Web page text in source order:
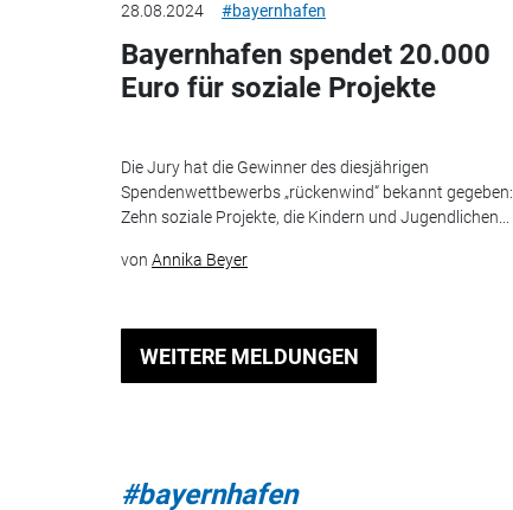
28.08.2024 #bayernhafen
Bayernhafen spendet 20.000
Euro für soziale Projekte
Die Jury hat die Gewinner des diesjährigen
Spendenwettbewerbs „rückenwind“ bekannt gegeben:
Zehn soziale Projekte, die Kindern und Jugendlichen...
von Annika Beyer
WEITERE MELDUNGEN
#bayernhafen